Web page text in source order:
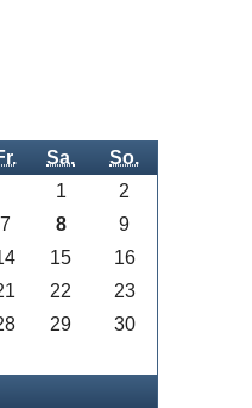
Sa. So.
1
2
7 8
9
15
16
22
23
29
30